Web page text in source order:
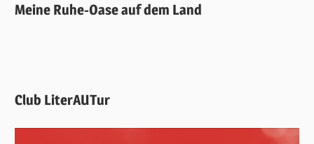
Meine Ruhe-Oase auf dem Land
Club LiterAUTur